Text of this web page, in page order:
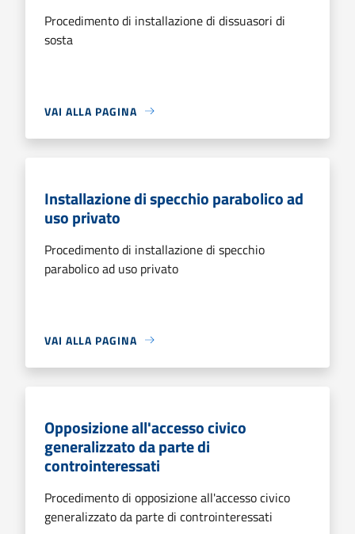
Procedimento di installazione di dissuasori di
sosta
VAI ALLA PAGINA
Installazione di specchio parabolico ad
uso privato
Procedimento di installazione di specchio
parabolico ad uso privato
VAI ALLA PAGINA
Opposizione all'accesso civico
generalizzato da parte di
controinteressati
Procedimento di opposizione all'accesso civico
generalizzato da parte di controinteressati